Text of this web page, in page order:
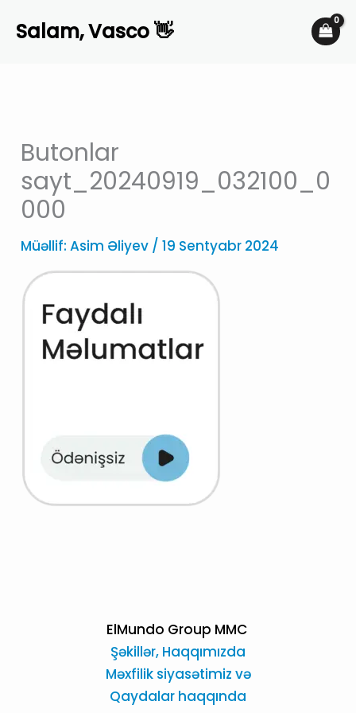
Salam, Vasco 👋
Butonlar
sayt_20240919_032100_0
000
Müəllif:Asim Əliyev /19 Sentyabr 2024
ElMundo Group MMC
Şəkillər, Haqqımızda
Məxfilik siyasətimiz və
Qaydalar haqqında